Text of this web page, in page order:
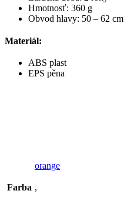
Hmotnosť: 360 g
Obvod hlavy: 50 – 62 cm
Materiál:
ABS plast
EPS pěna
Farba
orange
,